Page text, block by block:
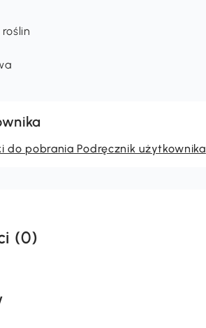
do pobrania Podręcznik użytkownika
(0)